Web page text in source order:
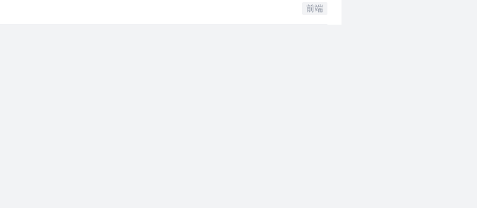
前端